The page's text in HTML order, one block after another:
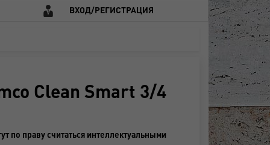
ВХОД/РЕГИСТРАЦИЯ
Clean Smart 3/4
по праву считаться интеллектуальными